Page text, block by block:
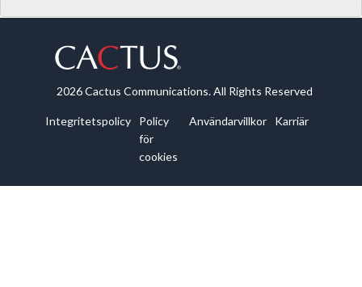
2026 Cactus Communications. All Rights Reserved
Integritetspolicy
Policy
för
cookies
Användarvillkor Karriär